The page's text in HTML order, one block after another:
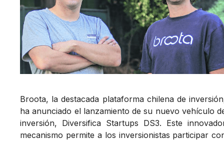
Broota, la destacada plataforma chilena de
ha anunciado el lanzamiento de su nuevo vehículo
inversión, Diversifica Startups DS3. Este
mecanismo permite a los inversionistas participar